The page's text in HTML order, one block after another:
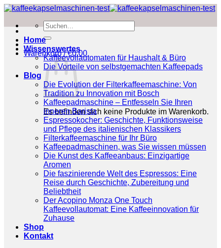
Zum
springen
Suchen
nach:
Warenkorb /€0.00
Es befinden sich keine Produkte im Warenkorb.
Home
Wissenswertes
Kaffeevollautomaten für Haushalt & Büro
Die Vorteile von selbstgemachten Kaffeepads
Blog
Die Evolution der Filterkaffeemaschine: Von
Tradition zu Innovation mit Bosch
Kaffeepadmaschine – Entfesseln Sie Ihren
inneren Barista
Espressokocher: Geschichte, Funktionsweise
und Pflege des italienischen Klassikers
Filterkaffeemaschine für Ihr Büro
Kaffeepadmaschinen, was Sie wissen müssen
Die Kunst des Kaffeeanbaus: Einzigartige
Aromen
Die faszinierende Welt des Espressos: Eine
Reise durch Geschichte, Zubereitung und
Beliebtheit
Der Acopino Monza One Touch
Kaffeevollautomat: Eine Kaffeeinnovation für
Zuhause
Shop
Kontakt